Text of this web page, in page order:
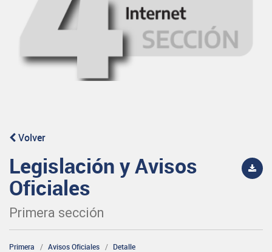
Volver
Legislación y Avisos
Oficiales
Primera sección
Primera Avisos Oficiales Detalle